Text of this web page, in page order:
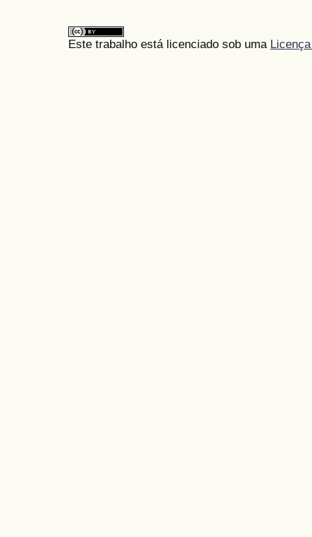
Este trabalho está licenciado sob uma